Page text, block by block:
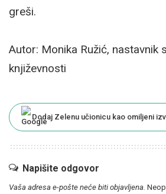
greši.
Autor: Monika Ružić, nastavnik
književnosti
Dodaj Zelenu učionicu kao omiljeni
Napišite odgovor
Vaša adresa e-pošte neće biti objavljena.